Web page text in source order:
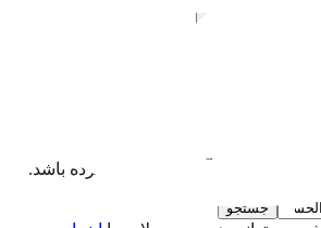
یافت نشد
شده یا آدرس آن تغییر کرده باشد.
جستجو